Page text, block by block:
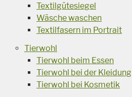
Textilgütesiegel
Wäsche waschen
Textilfasern im Portrait
Tierwohl
Tierwohl beim Essen
Tierwohl bei der Kleidung
Tierwohl bei Kosmetik